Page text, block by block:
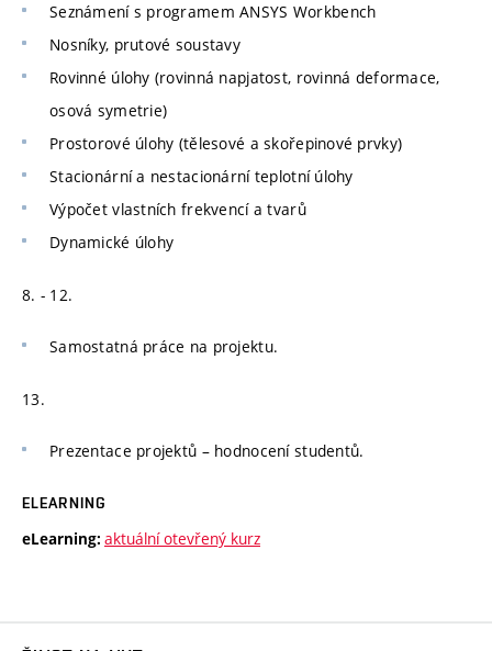
Seznámení s programem ANSYS Workbench
Nosníky, prutové soustavy
Rovinné úlohy (rovinná napjatost, rovinná deformace,
osová symetrie)
Prostorové úlohy (tělesové a skořepinové prvky)
Stacionární a nestacionární teplotní úlohy
Výpočet vlastních frekvencí a tvarů
Dynamické úlohy
8. - 12.
Samostatná práce na projektu.
13.
Prezentace projektů – hodnocení studentů.
ELEARNING
eLearning: aktuální otevřený kurz